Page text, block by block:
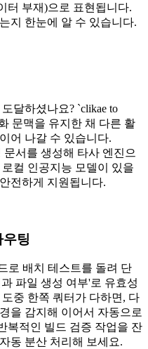
터 부재)으로 표현됩니다.
지 한눈에 알 수 있습니다.
달하셨나요? `clikae to
문맥을 유지한 채 다른 활
어 나갈 수 있습니다.
문서를 생성해 타사 엔진으
컬 인공지능 모델이 있을
전하게 지원됩니다.
팅
로 배치 테스트를 돌려 단
파일 생성 여부'로 유효성
중 한쪽 쿼터가 다하면, 다
을 감지해 이어서 자동으로
복적인 빌드 검증 작업을 잔
동 분산 처리해 보세요.